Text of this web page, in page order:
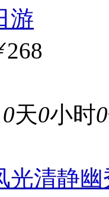
游
268
0天0小时0
光清静